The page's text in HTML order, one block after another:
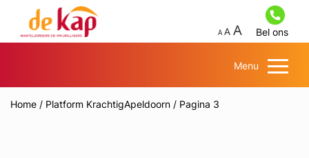
Bel ons
Menu
Home / Platform KrachtigApeldoorn / Pagina 3